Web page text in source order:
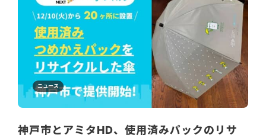
ニュース
神戸市とアミタHD、使用済みパックのリサ